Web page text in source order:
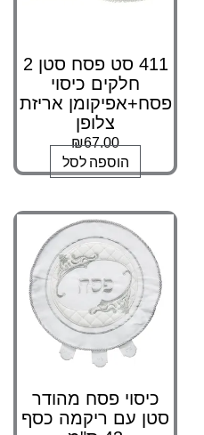
411 סט פסח סטן 2
חלקים כיסוי
פסח+אפיקומן אריזת
צלופן
₪67.00
הוספה לסל
כיסוי פסח מהודר
סטן עם ריקמה כסף